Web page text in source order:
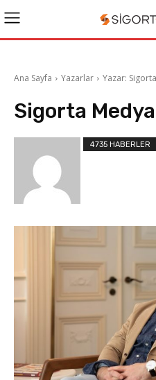
Ana Sayfa Yazarlar Yazar:
Sigorta
4735 HABERLER